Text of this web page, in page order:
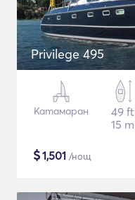
Privilege 495
Катамаран
49 ft
15 m
$1,501 /нощ